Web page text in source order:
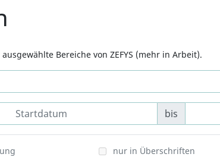
Bereiche von ZEFYS (mehr in Arbeit).
bis
nur in Überschriften